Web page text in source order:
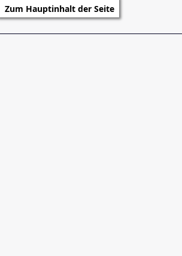
Zum Hauptinhalt der Seite